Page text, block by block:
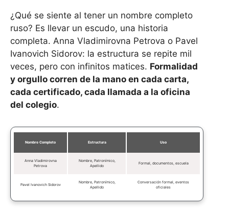
¿Qué se siente al tener un nombre completo
ruso? Es llevar un escudo, una historia
completa. Anna Vladimirovna Petrova o Pavel
Ivanovich Sidorov: la estructura se repite mil
veces, pero con infinitos matices. Formalidad
y orgullo corren de la mano en cada carta,
cada certificado, cada llamada a la oficina
del colegio.
Nombre Completo Estructura Uso
Anna Vladimirovna
Petrova
Nombre, Patronímico,
Apellido
Formal, documentos, escuela
Pavel Ivanovich Sidorov
Nombre, Patronímico,
Apellido
Conversación formal, eventos
oficiales